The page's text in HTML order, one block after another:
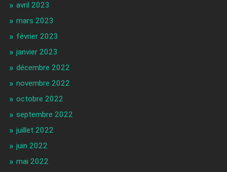
avril 2023
mars 2023
février 2023
janvier 2023
décembre 2022
novembre 2022
octobre 2022
septembre 2022
juillet 2022
juin 2022
mai 2022